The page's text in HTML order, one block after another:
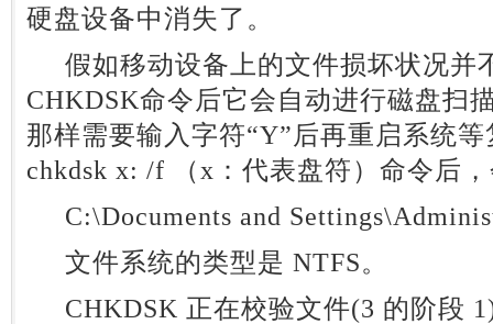
硬盘设备中消失了。
假如移动设备上的文件损坏状况并
CHKDSK命令后它会自动进行磁盘扫
那样需要输入字符“Y”后再重启系统
chkdsk x: /f （x：代表盘符）命令后
C:\Documents and
文件系统的类型是 NTFS。
CHKDSK 正在校验文件(3 的阶段